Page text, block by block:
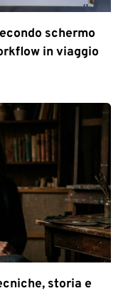
schermo
in viaggio
storia e